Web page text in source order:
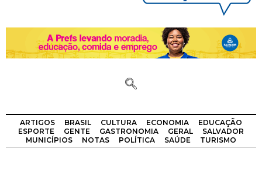
ARTIGOS BRASIL CULTURA ECONOMIA
EDUCAÇÃO
ESPORTE
GENTE GASTRONOMIA GERAL
SALVADOR
MUNICÍPIOS
NOTAS POLÍTICA SAÚDE TURISMO